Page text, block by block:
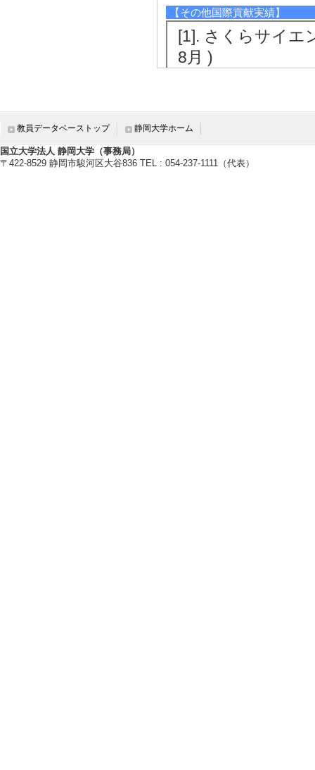
【その他国際貢献実績】
[1]. さくらサイエ
8月 )
教員データベーストップ 静岡大学ホーム
国立大学法人 静岡大学（事務局）
〒422-8529 静岡市駿河区大谷836 TEL : 054-237-1111（代表）